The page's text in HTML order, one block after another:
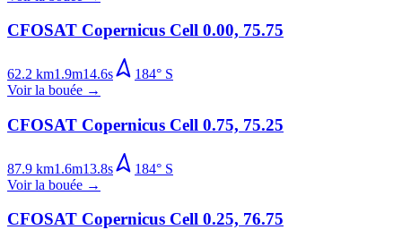
CFOSAT Copernicus Cell 0.00, 75.75
62.2 km1.9m14.6s 184° S
Voir la bouée →
CFOSAT Copernicus Cell 0.75, 75.25
87.9 km1.6m13.8s 184° S
Voir la bouée →
CFOSAT Copernicus Cell 0.25, 76.75